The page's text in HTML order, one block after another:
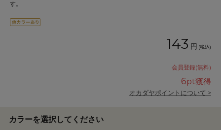
す。
143 円 (税込)
会員登録(無料)
6pt獲得
オカダヤポイントについて >
カラーを選択してください